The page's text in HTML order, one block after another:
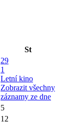
St
29
1
Letní kino
Zobrazit všechny
záznamy ze dne
5
12